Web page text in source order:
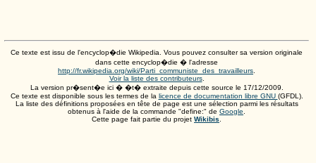
Ce texte est issu de l'encyclop�die Wikipedia. Vous pouvez consulter sa version originale
dans cette encyclop�die � l'adresse
http://fr.wikipedia.org/wiki/Parti_communiste_des_travailleurs
Voir la liste des contributeurs.
La version pr�sent�e ici � �t� extraite depuis cette source le 17/12/2009
Ce texte est disponible sous les termes de la licence de documentation libre GNU (GFDL).
La liste des définitions proposées en tête de page est une sélection parmi les résultats
obtenus à l'aide de la commande "define:" de Google
Cette page fait partie du projet Wikibis